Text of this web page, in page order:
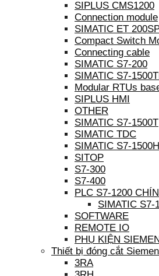
SIPLUS CMS1200
Connection module
SIMATIC ET
Compact Switch
Connecting cable
SIMATIC S7-200
SIMATIC S7-
Modular RTUs
SIPLUS HMI
OTHER
SIMATIC S7-1500T
SIMATIC TDC
SIMATIC S7-1500H
SITOP
S7-300
S7-400
PLC S7-1200
SIMATIC S7-
SOFTWARE
REMOTE IO
PHỤ KIỆN
Thiết bị đóng cắt
3RA